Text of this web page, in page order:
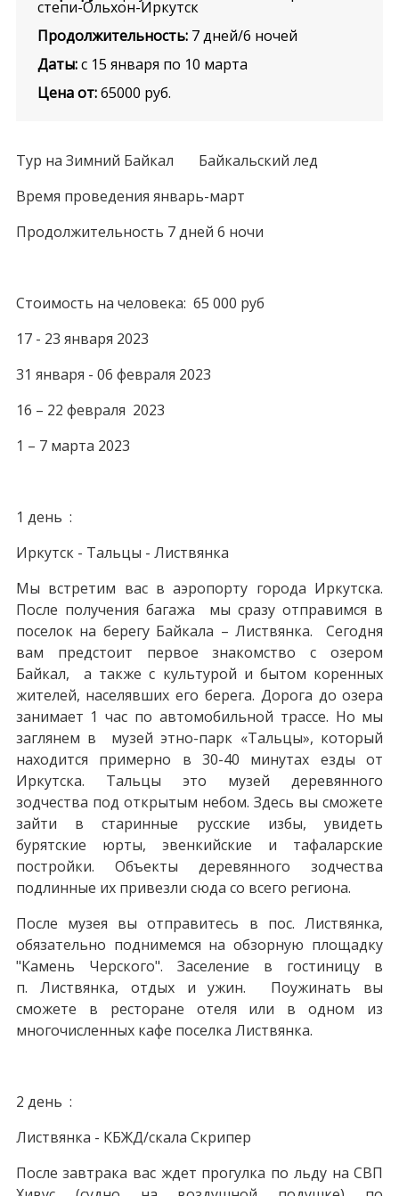
степи-Ольхон-Иркутск
Продолжительность: 7 дней/6 ночей
Даты: с 15 января по 10 марта
Цена от: 65000 руб.
Тур на Зимний Байкал Байкальский лед
Время проведения январь-март
Продолжительность 7 дней 6 ночи
Стоимость на человека: 65 000 руб
17 - 23 января 2023
31 января - 06 февраля 2023
16 – 22 февраля 2023
1 – 7 марта 2023
1 день :
Иркутск - Тальцы - Листвянка
Мы встретим вас в аэропорту города Иркутска.
После получения багажа мы сразу отправимся в
поселок на берегу Байкала – Листвянка. Сегодня
вам предстоит первое знакомство с озером
Байкал, а также с культурой и бытом коренных
жителей, населявших его берега. Дорога до озера
занимает 1 час по автомобильной трассе. Но мы
заглянем в музей этно-парк «Тальцы», который
находится примерно в 30-40 минутах езды от
Иркутска. Тальцы это музей деревянного
зодчества под открытым небом. Здесь вы сможете
зайти в старинные русские избы, увидеть
бурятские юрты, эвенкийские и тафаларские
постройки. Объекты деревянного зодчества
подлинные их привезли сюда со всего региона.
После музея вы отправитесь в пос. Листвянка,
обязательно поднимемся на обзорную площадку
"Камень Черского". Заселение в гостиницу в
п. Листвянка, отдых и ужин. Поужинать вы
сможете в ресторане отеля или в одном из
многочисленных кафе поселка Листвянка.
2 день :
Листвянка - КБЖД/скала Скрипер
После завтрака вас ждет прогулка по льду на СВП